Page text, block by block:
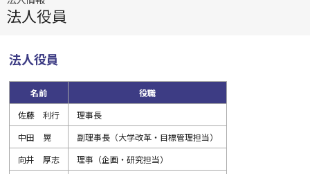
法人役員
法人役員
名前
役職
佐藤 利行
理事長
中田 晃
副理事長（大学改革・目標管理担当）
向井 厚志
理事（企画・研究担当）